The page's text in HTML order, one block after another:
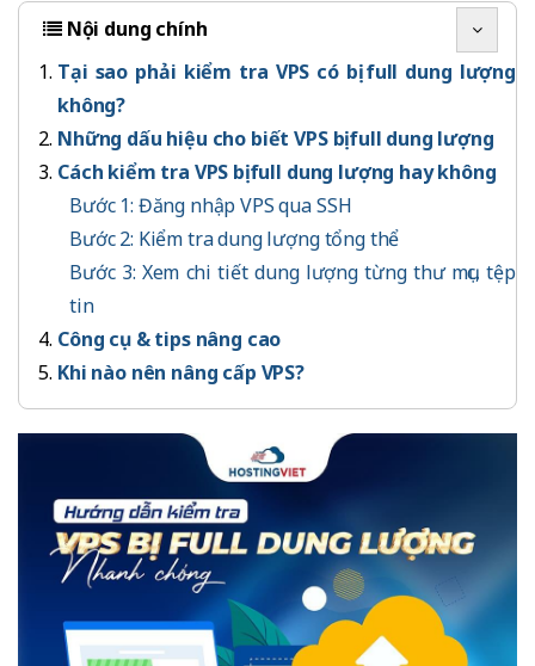
Nội dung chính
Tại sao phải kiểm tra VPS có bị full dung lượng
không?
Những dấu hiệu cho biết VPS bị full dung lượng
Cách kiểm tra VPS bị full dung lượng hay không
Bước 1: Đăng nhập VPS qua SSH
Bước 2: Kiểm tra dung lượng tổng thể
Bước 3: Xem chi tiết dung lượng từng thư mục, tệp
tin
Công cụ & tips nâng cao
Khi nào nên nâng cấp VPS?